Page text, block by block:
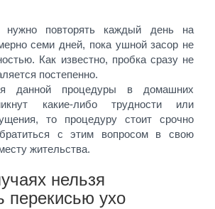
нужно повторять каждый день на
семи дней, пока ушной засор не
Как известно, пробка сразу не
постепенно.
данной процедуры в домашних
какие-либо трудности или
то процедуру стоит срочно
с этим вопросом в свою
жительства.
нельзя
перекисью ухо